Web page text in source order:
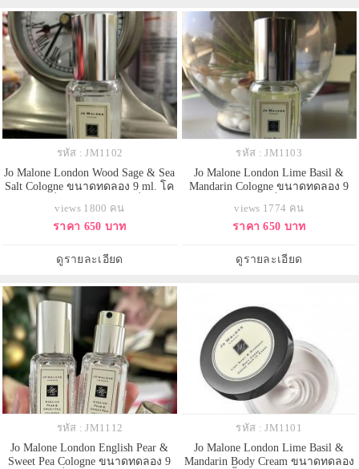
รหัส : JM1102
Jo Malone London Wood Sage & Sea
Salt Cologne ขนาดทดลอง 9 ml. โค
แต่มีเสน่ห์ ให้คนรอบข้างรู้สึกสบายๆ
ไม่สปอร์ตมาก ชิลล์ๆ ราวกับได้หลีก
สดชื่นจากไอทะเล และใบเสจอัน
สดชื่นและผ่อนคลาย
views 1800 คน
ราคา 650 บาท
ดูรายละเอียด
รหัส : JM1103
Jo Malone London Lime Basil &
Mandarin Cologne ขนาดทดลอง 9
ที่สุดกลิ่นหนึ่งของโจ มาโลน
ลอนดอน กลิ่นหอมหรูหราเย้ายวนใจ
สุขสดใส แรงบันดาลใจจากท้อง
ทะเลแคริบเบี้ยน เกรียวคลื่น กลิ่นส
views 1774 คน
ราคา 650 บาท
ดูรายละเอียด
รหัส : JM1112
Jo Malone London English Pear &
Sweet Pea Cologne ขนาดทดลอง 9
รหัส : JM1101
Jo Malone London Lime Basil &
Mandarin Body Cream ขนาดทดลอง